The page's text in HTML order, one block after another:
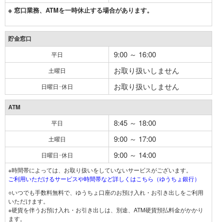
※ 窓口業務、ATMを一時休止する場合があります。
貯金窓口
平日 9:00 ～ 16:00
土曜日 お取り扱いしません
日曜日･休日 お取り扱いしません
ATM
平日 8:45 ～ 18:00
土曜日 9:00 ～ 17:00
日曜日･休日 9:00 ～ 14:00
※時間帯によっては、お取り扱いをしていないサービスがございます。
ご利用いただけるサービスや時間帯など詳しくはこちら（ゆうちょ銀行）
○いつでも手数料無料で、ゆうちょ口座のお預け入れ・お引き出しをご利用
いただけます。
※硬貨を伴うお預け入れ・お引き出しは、別途、ATM硬貨預払料金がかかり
ます。